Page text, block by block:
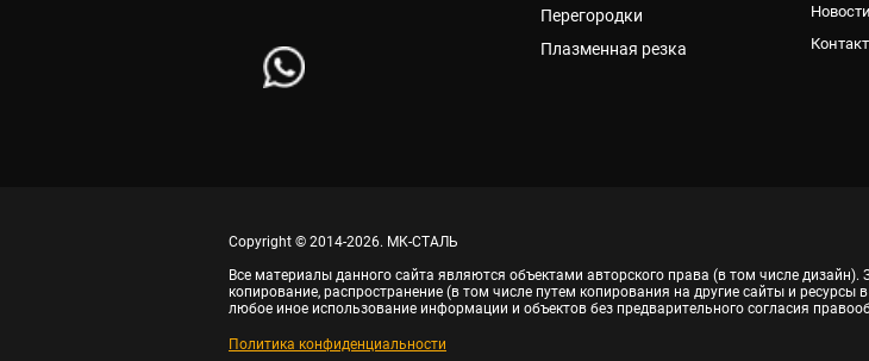
Перегородки
Плазменная резка
Новости
Copyright © 2014-2026. МК-СТАЛЬ
Все материалы данного сайта являются объектами авторского права (в том числе дизайн).
копирование, распространение (в том числе путем копирования на другие сайты и ресурсы
любое иное использование информации и объектов без предварительного согласия
Политика конфиденциальности